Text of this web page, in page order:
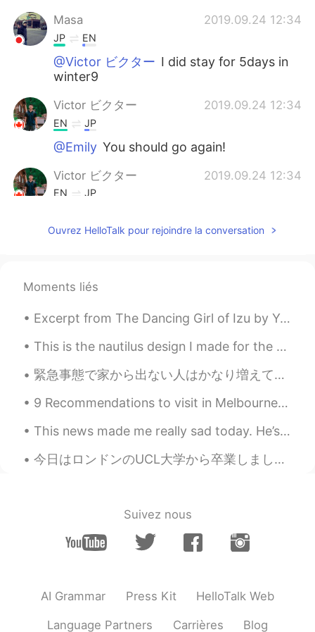
Masa 2019.09.24 12:34
JP EN
@Victor ビクター I did stay for 5days in
winter9
Victor ビクター 2019.09.24 12:34
EN JP
@Emily You should go again!
Victor ビクター 2019.09.24 12:34
EN JP
@SayaYou should go there :)
Victor ビクター 2019.09.24 12:32
Victor ビクター 2019.09.24 12:32
EN JP
@Masa It will be hard to get there in the
Thank you Hiromi!
Victor ビクター 2019.09.24 12:31
EN JP
Ouvrez HelloTalk pour rejoindre la conversation
Moments liés
Excerpt from The Dancing Girl of Izu by Yasunari Kawabata. I picked up the book, with a certain ...
This is the nautilus design I made for the Ocean Institute summer camp shirts this year. これは、今年オ...
緊急事態で家から出ない人はかなり増えてるので、結構つまらなくなるのは必然だ。この時間を新しい能力を成長させた方がいい。俺はもう2ヶ月以上に家でずっと居るので、そういうことをしてる。教えることもい...
9 Recommendations to visit in Melbourne City 🇦🇺 1. Melbourne Central/Emporium (a lot of shoppin...
This news made me really sad today. He’s one of my favorite Japanese actor 😭😭😭 このニュースで、今日は本当に悲しく...
今日はロンドンのUCL大学から卒業しました! 修士号のComputational Statistics & Machine Learning (電算機統計学と機械学習?) ってコースを勉強しまし...
Suivez nous
AI Grammar Press Kit HelloTalk Web
Language Partners Carrières Blog